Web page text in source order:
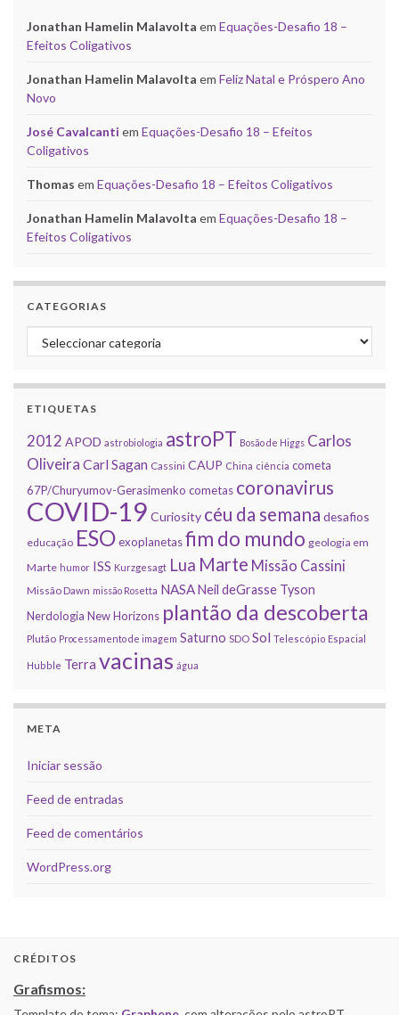
Jonathan Hamelin Malavolta em Equações-Desafio 18 –
Efeitos Coligativos
Jonathan Hamelin Malavolta em Feliz Natal e Próspero Ano
Novo
José Cavalcanti em Equações-Desafio 18 – Efeitos
Coligativos
Thomas em Equações-Desafio 18 – Efeitos Coligativos
Jonathan Hamelin Malavolta em Equações-Desafio 18 –
Efeitos Coligativos
CATEGORIAS
Categorias
ETIQUETAS
2012 APOD astrobiologia astroPT Bosão de Higgs Carlos
Oliveira Carl Sagan Cassini CAUP China ciência cometa
67P/Churyumov-Gerasimenko cometas coronavirus
COVID-19 Curiosity céu da semana desafios
educação ESOexoplanetasfim do mundo geologia em
Marte humor ISS Kurzgesagt Lua Marte Missão Cassini
Missão Dawn missão Rosetta NASANeil deGrasse Tyson
Nerdologia New Horizons plantão da descoberta
Plutão Processamento de imagem Saturno SDO Sol Telescópio Espacial
Hubble Terra vacinas água
META
Iniciar sessão
Feed de entradas
Feed de comentários
WordPress.org
CRÉDITOS
Grafismos: